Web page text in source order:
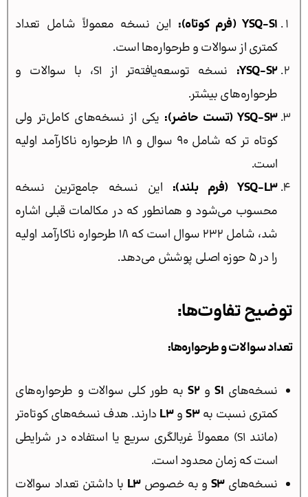
YSQ-S1 (فرم کوتاه):
این نسخه معمولاً شامل تعداد
کمتری از سوالات و طرحواره‌ها است.
YSQ-S2:
نسخه توسعه‌یافته‌تر از S1، با سوالات و
طرحواره‌های بیشتر.
YSQ-S3 (تست حاضر):
یکی از نسخه‌های کامل‌تر ولی
کوتاه تر که شامل 90 سوال و ۱۸ طرحواره ناکارآمد اولیه
است.
YSQ-L3 (فرم بلند):
این نسخه جامع‌ترین نسخه
محسوب می‌شود و همانطور که در مکالمات قبلی اشاره
شد، شامل ۲۳۲ سوال است که ۱۸ طرحواره ناکارآمد اولیه
را در ۵ حوزه اصلی پوشش می‌دهد.
توضیح تفاوت‌ها:
تعداد سوالات و طرحواره‌ها:
نسخه‌های S1 وS2 به طور کلی سوالات و طرحواره‌های
کمتری نسبت بهS3وL3 دارند. هدف نسخه‌های کوتاه‌تر
(مانند S1) معمولاً غربالگری سریع یا استفاده در شرایطی
است که زمان محدود است.
نسخه‌هایS3 و به خصوصL3 با داشتن تعداد سوالات